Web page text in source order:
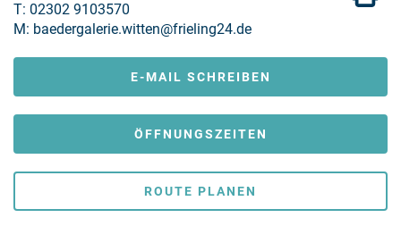
T: 02302 9103570
M: baedergalerie.witten@frieling24.de
E-MAIL SCHREIBEN
ÖFFNUNGSZEITEN
ROUTE PLANEN